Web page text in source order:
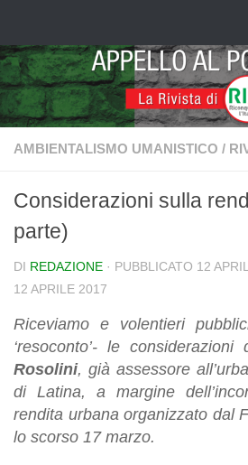
AMBIENTALISMO UMANISTICO /
Considerazioni sulla
parte)
DI REDAZIONE · PUBBLICATO 12
12 APRILE 2017
Riceviamo e volentieri
‘resoconto’- le considerazioni
Rosolini, già assessore
di Latina, a margine
rendita urbana organizzato dal
lo scorso 17 marzo.